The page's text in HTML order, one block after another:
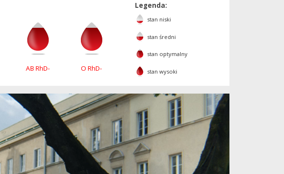
Legenda:
AB RhD- O RhD-
stan niski
stan średni
stan optymalny
stan wysoki